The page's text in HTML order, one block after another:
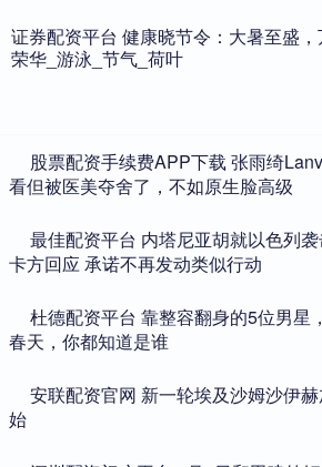
证券配资平台 健康晓节令：大暑至盛，
荣华_游泳_节气_荷叶
股票配资手续费APP下载 张雨绮
看但被医美夺舍了，不如原生脸高级
最佳配资平台 内塔尼亚胡就以色列袭
卡方回应 承诺不再发动类似行动
杜德配资平台 靠整容翻身的5位男星
春天，你都知道是谁
安联配资官网 新一轮埃及沙姆沙伊
始